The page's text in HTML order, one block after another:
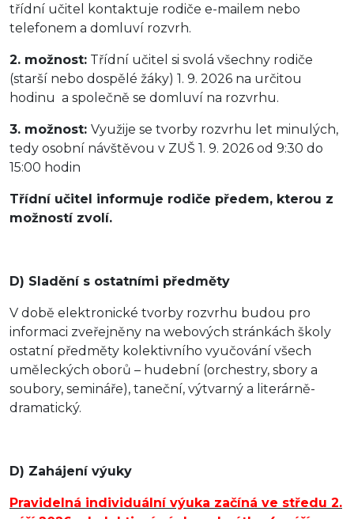
třídní učitel kontaktuje rodiče e-mailem nebo
telefonem a domluví rozvrh.
2. možnost: Třídní učitel si svolá všechny rodiče
(starší nebo dospělé žáky) 1. 9. 2026 na určitou
hodinu a společně se domluví na rozvrhu.
3. možnost: Využije se tvorby rozvrhu let minulých,
tedy osobní návštěvou v ZUŠ 1. 9. 2026 od 9:30 do
15:00 hodin
Třídní učitel informuje rodiče předem, kterou z
možností zvolí.
D) Sladění s ostatními předměty
V době elektronické tvorby rozvrhu budou pro
informaci zveřejněny na webových stránkách školy
ostatní předměty kolektivního vyučování všech
uměleckých oborů – hudební (orchestry, sbory a
soubory, semináře), taneční, výtvarný a literárně-
dramatický.
D) Zahájení výuky
Pravidelná individuální výuka začíná ve středu 2.